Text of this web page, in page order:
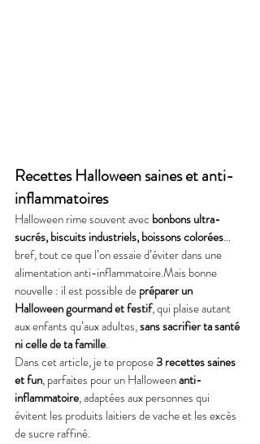
Recettes Halloween saines et anti-
inflammatoires
Halloween rime souvent avec bonbons ultra-
sucrés, biscuits industriels, boissons colorées…
bref, tout ce que l’on essaie d’éviter dans une
alimentation anti-inflammatoire.Mais bonne
nouvelle : il est possible de préparer un
Halloween gourmand et festif, qui plaise autant
aux enfants qu’aux adultes, sans sacrifier ta santé
ni celle de ta famille.
Dans cet article, je te propose 3 recettes saines
et fun, parfaites pour un Halloween anti-
inflammatoire, adaptées aux personnes qui
évitent les produits laitiers de vache et les excès
de sucre raffiné.